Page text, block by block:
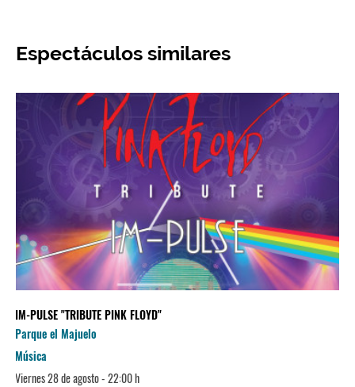
Espectáculos similares
IM-PULSE "TRIBUTE PINK FLOYD"
Parque el Majuelo
Música
Viernes 28 de agosto - 22:00 h